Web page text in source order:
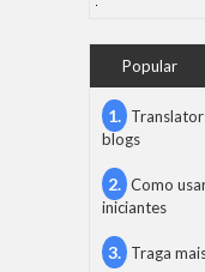
Popular
blogs
Como
iniciantes
Traga